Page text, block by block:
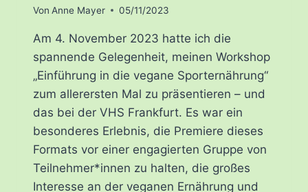
Von Anne Mayer 05/11/2023
Am 4. November 2023 hatte ich die
spannende Gelegenheit, meinen Workshop
„Einführung in die vegane Sporternährung“
zum allerersten Mal zu präsentieren – und
das bei der VHS Frankfurt. Es war ein
besonderes Erlebnis, die Premiere dieses
Formats vor einer engagierten Gruppe von
Teilnehmer*innen zu halten, die großes
Interesse an der veganen Ernährung und